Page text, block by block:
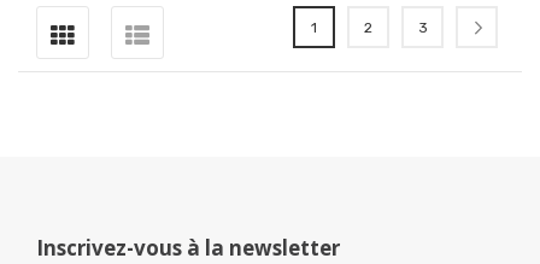
Page
1 2 3
Inscrivez-vous à la newsletter